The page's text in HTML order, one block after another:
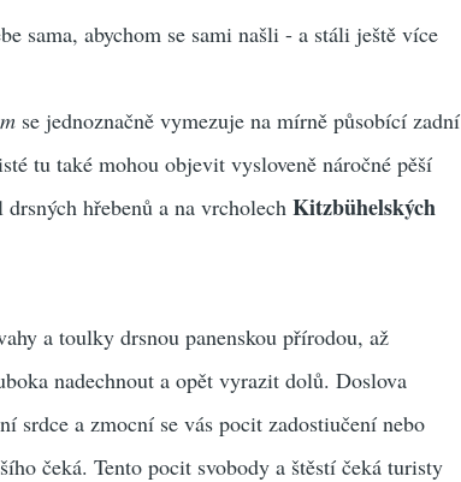
sama, abychom se sami našli - a stáli ještě více
se jednoznačně vymezuje na mírně působící zadní
tu také mohou objevit vysloveně náročné pěší
hřebenů a na vrcholechKitzbühelských
a toulky drsnou panenskou přírodou, až
nadechnout a opět vyrazit dolů. Doslova
srdce a zmocní se vás pocit zadostiučení nebo
čeká. Tento pocit svobody a štěstí čeká turisty